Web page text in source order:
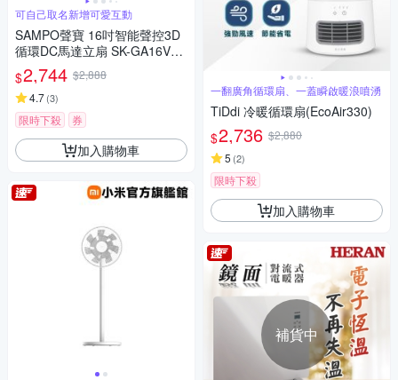
可自己取名新增可愛互動
SAMPO聲寶 16吋智能聲控3D
循環DC馬達立扇 SK-GA16VBD
(小寶風扇/小寶小寶)
$2,744 $2,888
4.7(3)
限時下殺 券
加入購物車
一翻廣角循環扇、一蓋瞬啟暖浪噴湧
TiDdi 冷暖循環扇(EcoAir330)
$2,736 $2,880
5 (2)
限時下殺
加入購物車
補貨中